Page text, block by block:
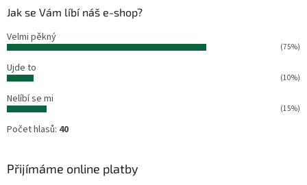
Jak se Vám líbí náš e-shop?
Velmi pěkný
(75%)
Ujde to
(10%)
Nelíbí se mi
(15%)
Počet hlasů: 40
Přijímáme online platby